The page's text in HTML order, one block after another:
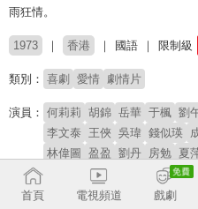
雨狂情。
1973 香港 國語 限制級
類別： 喜劇 愛情 劇情片
演員： 何莉莉 胡錦 岳華 于楓 劉
李文泰 王俠 吳瑋 錢似瑛
林偉圖
盈盈 劉丹 房勉 夏
導演： 李翰祥
首頁 電視頻道 戲劇